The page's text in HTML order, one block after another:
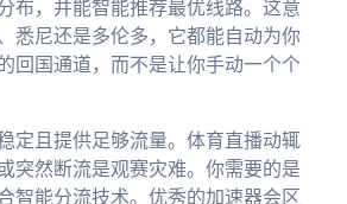
布，并能智能推荐最优线路。这意
悉尼还是多伦多，它都能自动为你
回国通道，而不是让你手动一个个
定且提供足够流量。体育直播动辄
突然断流是观赛灾难。你需要的是
智能分流技术。优秀的加速器会区